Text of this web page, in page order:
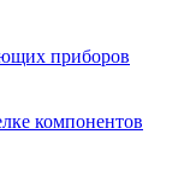
приборов
компонентов